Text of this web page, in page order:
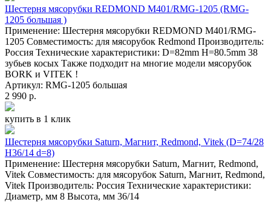
Шестерня мясорубки REDMOND M401/RMG-1205 (RMG-
1205 большая )
Применение: Шестерня мясорубки REDMOND M401/RMG-
1205 Совместимость: для мясорубок Redmond Производитель:
Россия Технические характеристики: D=82mm H=80.5mm 38
зубьев косых Также подходит на многие модели мясорубок
BORK и VITEK !
Артикул: RMG-1205 большая
2 990 р.
купить в 1 клик
Шестерня мясорубки Saturn, Магнит, Redmond, Vitek (D=74/28
H36/14 d=8)
Применение: Шестерня мясорубки Saturn, Магнит, Redmond,
Vitek Совместимость: для мясорубок Saturn, Магнит, Redmond,
Vitek Производитель: Россия Технические характеристики:
Диаметр, мм 8 Высота, мм 36/14